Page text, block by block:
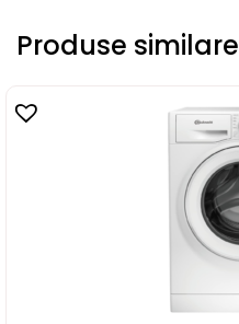
Produse similare